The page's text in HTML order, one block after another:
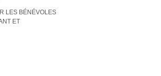
LES BÉNÉVOLES
ET